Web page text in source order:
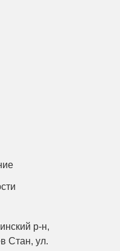
р-н,
Стан, ул.